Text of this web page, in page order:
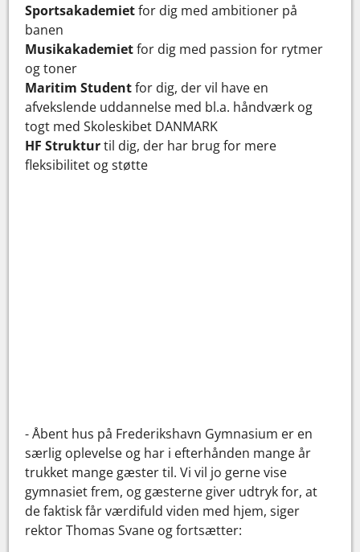
Sportsakademietfor dig med ambitioner på
banen
Musikakademietfor dig med passion for rytmer
og toner
Maritim Studentfor dig, der vil have en
afvekslende uddannelse med bl.a. håndværk og
togt med Skoleskibet DANMARK
HF Strukturtil dig, der har brug for mere
fleksibilitet og støtte
- Åbent hus på Frederikshavn Gymnasium er en
særlig oplevelse og har i efterhånden mange år
trukket mange gæster til. Vi vil jo gerne vise
gymnasiet frem, og gæsterne giver udtryk for, at
de faktisk får værdifuld viden med hjem, siger
rektor Thomas Svane og fortsætter: